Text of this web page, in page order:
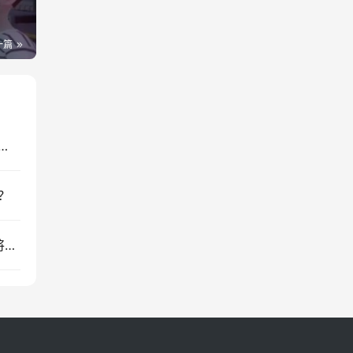
篇
乐观 短期有需求长期有风险?
直播+短视频+AIGC全面加持 京东“新域倍增计划”将帮助10万新商家销售翻番